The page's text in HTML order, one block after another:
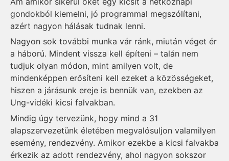
gondokból kiemelni, jó programmal megszólítani,
azért nagyon hálásak tudnak lenni.
Nagyon sok további munka vár ránk, miután véget ér
a háború. Mindent vissza kell építeni – talán nem
tudjuk olyan módon, mint amilyen volt, de
mindenképpen erősíteni kell ezeket a közösségeket,
hiszen a járásunk ereje is bennük van, ezekben az
Ung-vidéki kicsi falvakban.
Mindig úgy tervezünk, hogy mind a 31
alapszervezetünk életében megvalósuljon valamilyen
esemény, rendezvény. Amikor ezekbe a kicsi falvakba
érkezik az adott rendezvény, ahol nagyon sokszor